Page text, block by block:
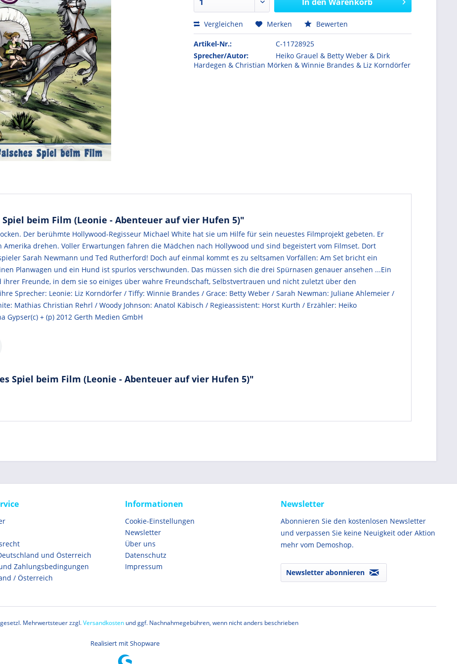
Vergleichen Merken Bewerten
Artikel-Nr.:
C-11728925
Sprecher/Autor:
Heiko Grauel & Betty Weber & Dirk
Hardegen & Christian Mörken & Winnie Brandes & Liz Korndörfer
beim Film (Leonie - Abenteuer auf vier Hufen 5)"
Der berühmte Hollywood-Regisseur Michael White hat sie um Hilfe für sein neuestes Filmprojekt gebeten. Er
drehen. Voller Erwartungen fahren die Mädchen nach Hollywood und sind begeistert vom Filmset. Dort
Sarah Newmann und Ted Rutherford! Doch auf einmal kommt es zu seltsamen Vorfällen: Am Set bricht ein
Planwagen und ein Hund ist spurlos verschwunden. Das müssen sich die drei Spürnasen genauer ansehen ...Ein
Freunde, in dem sie so einiges über wahre Freundschaft, Selbstvertrauen und nicht zuletzt über den
Sprecher: Leonie: Liz Korndörfer / Tiffy: Winnie Brandes / Grace: Betty Weber / Sarah Newman: Juliane Ahlemeier /
Mathias Christian Rehrl / Woody Johnson: Anatol Käbisch / Regieassistent: Horst Kurth / Erzähler: Heiko
Gypser(c) + (p) 2012 Gerth Medien GmbH
Spiel beim Film (Leonie - Abenteuer auf vier Hufen 5)"
und Österreich
Zahlungsbedingungen
/ Österreich
Informationen
Cookie-Einstellungen
Newsletter
Über uns
Datenschutz
Impressum
Newsletter
Abonnieren Sie den kostenlosen Newsletter
und verpassen Sie keine Neuigkeit oder Aktion
mehr vom Demoshop.
Newsletter abonnieren
Mehrwertsteuer zzgl.Versandkostenund ggf. Nachnahmegebühren, wenn nicht anders beschrieben
Realisiert mit Shopware